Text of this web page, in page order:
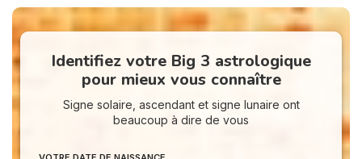
Identifiez votre Big 3 astrologique
pour mieux vous connaître
Signe solaire, ascendant et signe lunaire ont
beaucoup à dire de vous